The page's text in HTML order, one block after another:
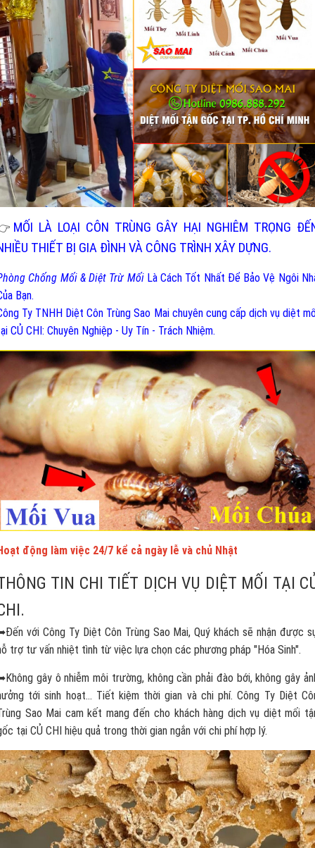
MỐI LÀ LOẠI CÔN TRÙNG GÂY HẠI NGHIÊM TRỌNG
THIẾT BỊ GIA ĐÌNH VÀ CÔNG TRÌNH XÂY DỰNG.
Chống Mối & Diệt Trừ MốiLà Cách Tốt Nhất Để Bảo Vệ Ngôi
Bạn.
Ty TNHH Diệt Côn Trùng Sao Mai chuyên cung cấp dịch vụ diệt
CỦ CHI: Chuyên Nghiệp - Uy Tín - Trách Nhiệm.
động làm việc 24/7 kể cả ngày lễ và chủ Nhật
TIN CHI TIẾT DỊCH VỤ DIỆT MỐI TẠI
với Công Ty Diệt Côn Trùng Sao Mai, Quý khách sẽ nhận được
trợ tư vấn nhiệt tình từ việc lựa chọn các phương pháp "Hóa Sinh".
gây ô nhiễm môi trường, không cần phải đào bới, không gây
tới sinh hoạt... Tiết kiệm thời gian và chi phí. Công Ty Diệt
Sao Mai cam kết mang đến cho khách hàng dịch vụ diệt mối
tại CỦ CHI hiệu quả trong thời gian ngắn với chi phí hợp lý.